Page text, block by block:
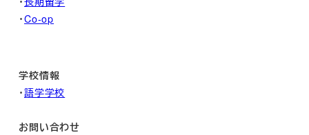
・Co-op
学校情報
・語学学校
お問い合わせ